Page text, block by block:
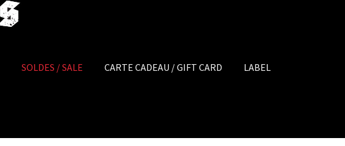
SOLDES / SALE CARTE CADEAU / GIFT CARD LABEL